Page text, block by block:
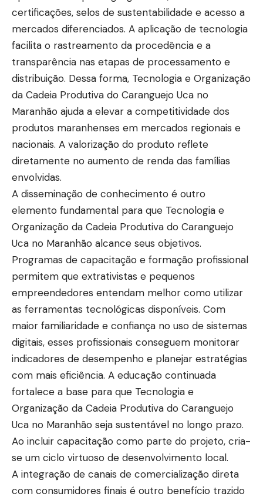
certificações, selos de sustentabilidade e acesso a
mercados diferenciados. A aplicação de tecnologia
facilita o rastreamento da procedência e a
transparência nas etapas de processamento e
distribuição. Dessa forma, Tecnologia e Organização
da Cadeia Produtiva do Caranguejo Uca no
Maranhão ajuda a elevar a competitividade dos
produtos maranhenses em mercados regionais e
nacionais. A valorização do produto reflete
diretamente no aumento de renda das famílias
envolvidas.
A disseminação de conhecimento é outro
elemento fundamental para que Tecnologia e
Organização da Cadeia Produtiva do Caranguejo
Uca no Maranhão alcance seus objetivos.
Programas de capacitação e formação profissional
permitem que extrativistas e pequenos
empreendedores entendam melhor como utilizar
as ferramentas tecnológicas disponíveis. Com
maior familiaridade e confiança no uso de sistemas
digitais, esses profissionais conseguem monitorar
indicadores de desempenho e planejar estratégias
com mais eficiência. A educação continuada
fortalece a base para que Tecnologia e
Organização da Cadeia Produtiva do Caranguejo
Uca no Maranhão seja sustentável no longo prazo.
Ao incluir capacitação como parte do projeto, cria-
se um ciclo virtuoso de desenvolvimento local.
A integração de canais de comercialização direta
com consumidores finais é outro benefício trazido